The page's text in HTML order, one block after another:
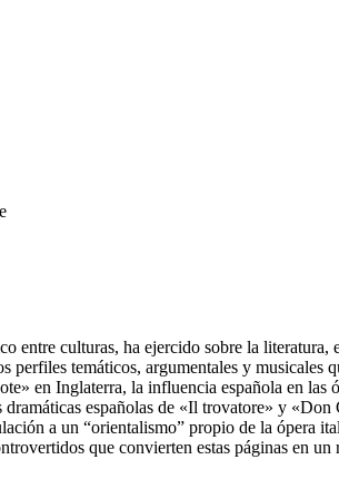
culturas, ha ejercido sobre la
perfiles temáticos, argumentales y
en Inglaterra, la influencia española en
españolas de «Il trovatore» y
a un “orientalismo” propio de la ópera
que convierten estas páginas en